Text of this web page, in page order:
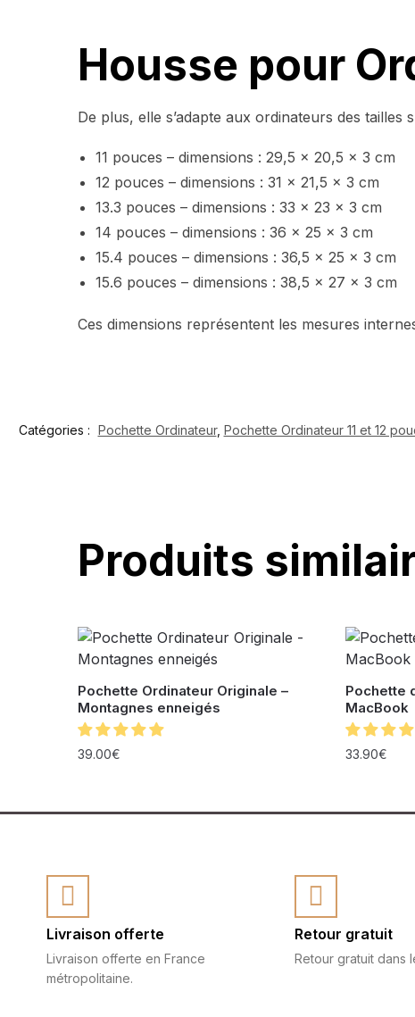
Housse pour
De plus, elle s’adapte aux ordinateurs des tailles
11 pouces – dimensions : 29,5 x 20,5 x 3 cm
12 pouces – dimensions : 31 x 21,5 x 3 cm
13.3 pouces – dimensions : 33 x 23 x 3 cm
14 pouces – dimensions : 36 x 25 x 3 cm
15.4 pouces – dimensions : 36,5 x 25 x 3 cm
15.6 pouces – dimensions : 38,5 x 27 x 3 cm
Ces dimensions représentent les mesures
Catégories : Pochette Ordinateur, Pochette Ordinateur 11 et 12
Produits
Pochette Ordinateur Originale –
Montagnes enneigés
39.00€
Pochette
MacBook
33.90€
Livraison offerte
Livraison offerte en France
métropolitaine.
Retour gratuit
Retour gratuit dans